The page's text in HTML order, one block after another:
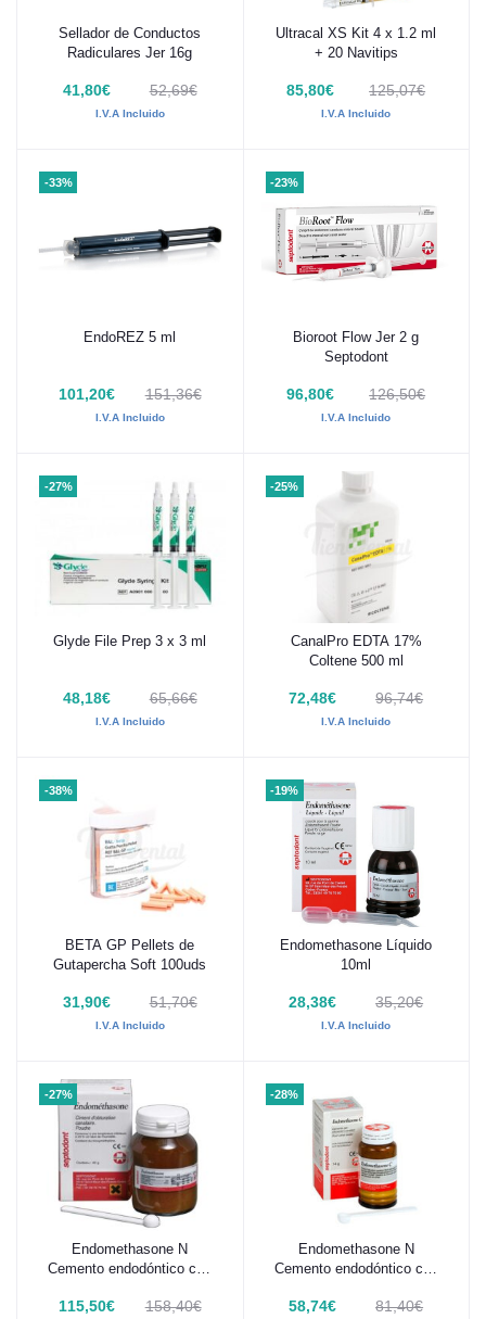
Añadir al carrito
Sellador de Conductos
Radiculares Jer 16g
41,80€ 52,69€
I.V.A Incluido
Añadir al carrito
Ultracal XS Kit 4 x 1.2 ml
+ 20 Navitips
85,80€ 125,07€
I.V.A Incluido
-33%
Añadir al carrito
EndoREZ 5 ml
101,20€ 151,36€
I.V.A Incluido
-23%
Añadir al carrito
Bioroot Flow Jer 2 g
Septodont
96,80€ 126,50€
I.V.A Incluido
-27%
Añadir al carrito
Glyde File Prep 3 x 3 ml
48,18€ 65,66€
I.V.A Incluido
-25%
Añadir al carrito
CanalPro EDTA 17%
Coltene 500 ml
72,48€ 96,74€
I.V.A Incluido
-38%
Añadir al carrito
BETA GP Pellets de
Gutapercha Soft 100uds
31,90€ 51,70€
I.V.A Incluido
-19%
Añadir al carrito
Endomethasone Líquido
10ml
28,38€ 35,20€
I.V.A Incluido
-27%
Añadir al carrito
Endomethasone N
Cemento endodóntico con
115,50€ 158,40€
-28%
Añadir al carrito
Endomethasone N
Cemento endodóntico con
58,74€ 81,40€